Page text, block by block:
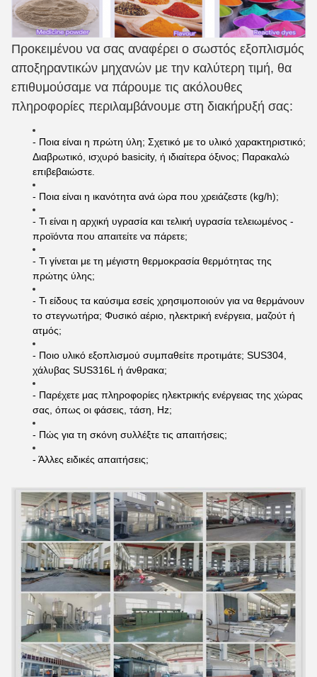
Προκειμένου να σας αναφέρει ο σωστός εξοπλισμός
αποξηραντικών μηχανών με την καλύτερη τιμή, θα
επιθυμούσαμε να πάρουμε τις ακόλουθες
πληροφορίες περιλαμβάνουμε στη διακήρυξή σας:
- Ποια είναι η πρώτη ύλη; Σχετικό με το υλικό χαρακτηριστικό;
Διαβρωτικό, ισχυρό basicity, ή ιδιαίτερα όξινος; Παρακαλώ
επιβεβαιώστε.
- Ποια είναι η ικανότητα ανά ώρα που χρειάζεστε (kg/h);
- Τι είναι η αρχική υγρασία και τελική υγρασία τελειωμένος -
προϊόντα που απαιτείτε να πάρετε;
- Τι γίνεται με τη μέγιστη θερμοκρασία θερμότητας της
πρώτης ύλης;
- Τι είδους τα καύσιμα εσείς χρησιμοποιούν για να θερμάνουν
το στεγνωτήρα; Φυσικό αέριο, ηλεκτρική ενέργεια, μαζούτ ή
ατμός;
- Ποιο υλικό εξοπλισμού συμπαθείτε προτιμάτε; SUS304,
χάλυβας SUS316L ή άνθρακα;
- Παρέχετε μας πληροφορίες ηλεκτρικής ενέργειας της χώρας
σας, όπως οι φάσεις, τάση, Hz;
- Πώς για τη σκόνη συλλέξτε τις απαιτήσεις;
- Άλλες ειδικές απαιτήσεις;